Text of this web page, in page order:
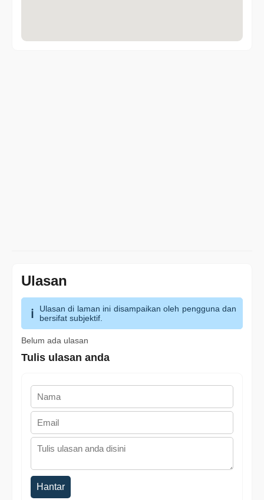
Ulasan
Ulasan di laman ini disampaikan oleh pengguna dan
bersifat subjektif.
Belum ada ulasan
Tulis ulasan anda
Hantar